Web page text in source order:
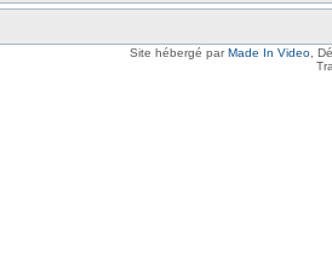
Site hébergé parMade In Video